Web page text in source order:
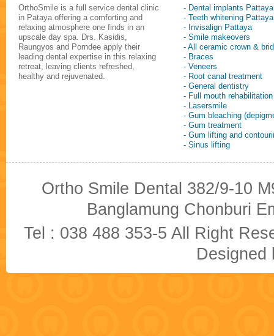
OrthoSmile is a full service dental clinic
in Pataya offering a comforting and
relaxing atmosphere one finds in an
upscale day spa. Drs. Kasidis,
Raungyos and Porndee apply their
leading dental expertise in this relaxing
retreat, leaving clients refreshed,
healthy and rejuvenated.
- Dental implants Pattaya
- Teeth whitening Pattaya
- Invisalign Pattaya
- Smile makeovers
- All ceramic crown &
- Braces
- Veneers
- Root canal treatment
- General dentistry
- Full mouth rehabilitation
- Lasersmile
- Gum bleaching
- Gum treatment
- Gum lifting and
- Sinus lifting
Ortho Smile Dental 382/9-10
Banglamung Chonburi
Tel : 038 488 353-5 All Right
Designed